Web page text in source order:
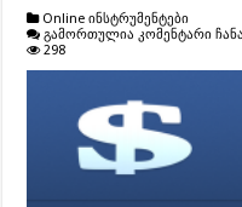
Online ინსტრუმენტები
გამორთულია კომენტარი
298